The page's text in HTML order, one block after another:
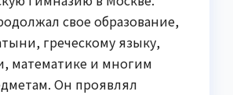
свое образование,
греческому языку,
математике и многим
Он проявлял